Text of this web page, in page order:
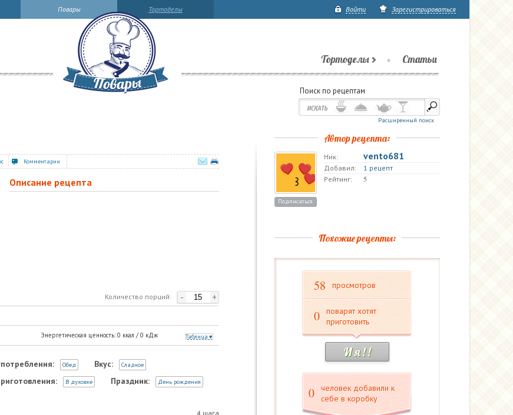
Тортоделы
Повары Войти Зарегистрироваться
Тортоделы Статьи
Поиск по рецептам
Расширенный поиск
Комментарии
Описание рецепта
- +
Количество порций:
Таблица
Энергетическая ценность: 0 ккал / 0 кДж
Обед Вкус: Сладкое
В духовке Праздник: День рождения
4 шага
Автор рецепта:
Подписаться
Ник: vento681
Добавил:
1 рецепт
Рейтинг:
5
Похожие рецепты:
58 просмотров
0
поварят хотят
приготовить
И я ! !
0
человек добавили к
себе в коробку